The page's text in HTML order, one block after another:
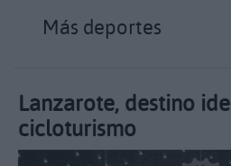
Más deportes
Lanzarote, destino
cicloturismo